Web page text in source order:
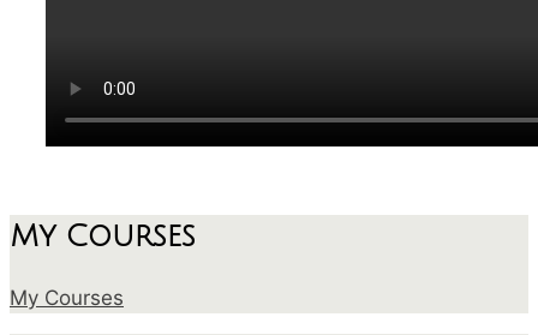
My Courses
My Courses